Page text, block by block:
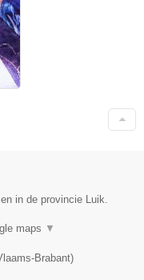
in de provincie Luik.
maps ▼
Brabant)